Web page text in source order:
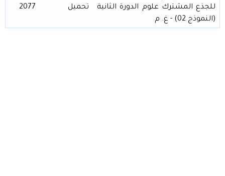
للجذع المشترك علوم الدورة الثانية
(النموذج 02) - غ. م
تحميل 2077